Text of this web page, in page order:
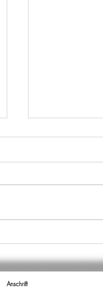
WECHSEL
Anschrift